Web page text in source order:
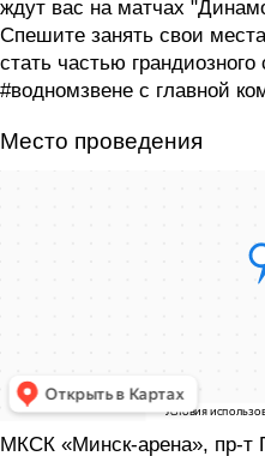
ждут вас на матчах
Спешите занять свои
стать частью
#водномзвене с главной
Место проведения
МКСК «Минск-арена», пр-т